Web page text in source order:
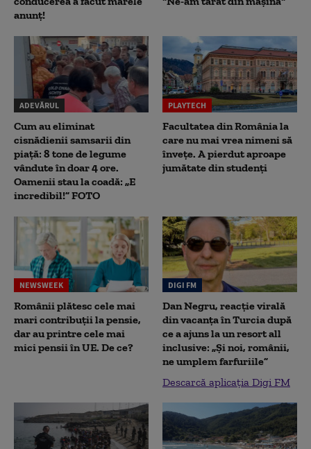
anunț!
ADEVĂRUL
Cum au eliminat
cisnădienii samsarii din
piață: 8 tone de legume
vândute în doar 4 ore.
Oamenii stau la coadă: „E
incredibil!” FOTO
PLAYTECH
Facultatea din România la
care nu mai vrea nimeni să
înveţe. A pierdut aproape
jumătate din studenţi
NEWSWEEK
Românii plătesc cele mai
mari contribuții la pensie,
dar au printre cele mai
mici pensii în UE. De ce?
DIGI FM
Dan Negru, reacție virală
din vacanța în Turcia după
ce a ajuns la un resort all
inclusive: „Și noi, românii,
ne umplem farfuriile”
Descarcă aplicația Digi FM